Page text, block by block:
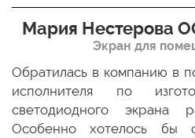
Мария Нестерова
Экран для
Обратилась в компанию в
исполнителя по
светодиодного экрана
Особенно хотелось бы